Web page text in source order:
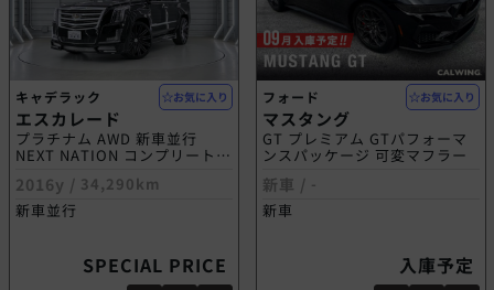
お気に入り
キャデラック
エスカレード
プラチナム AWD 新車並行
NEXT NATION コンプリートモ
2016y / 34,290km
新車並行
SPECIAL PRICE
お気に入り
フォード
マスタング
GT プレミアム GTパフォーマ
ンスパッケージ 可変マフラー
新車 / -
新車
入庫予定